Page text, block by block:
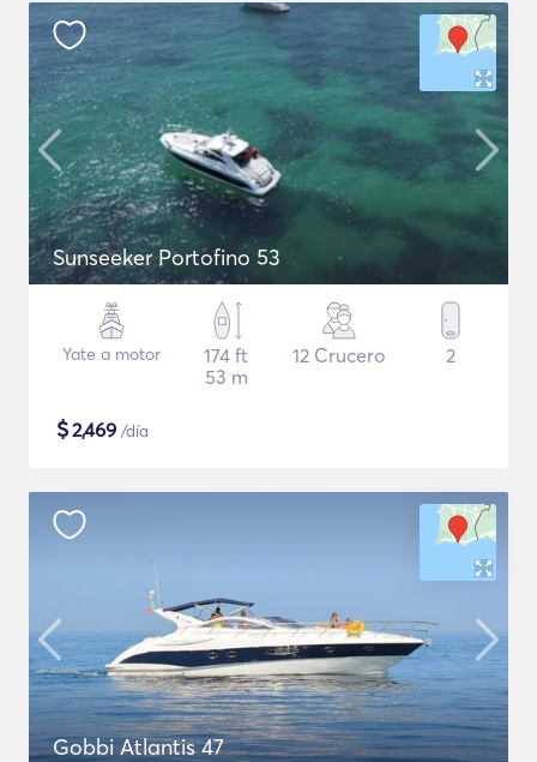
Sunseeker Portofino 53
Yate a motor
174 ft
53 m
12 Crucero 2
$2,469 /día
Gobbi Atlantis 47